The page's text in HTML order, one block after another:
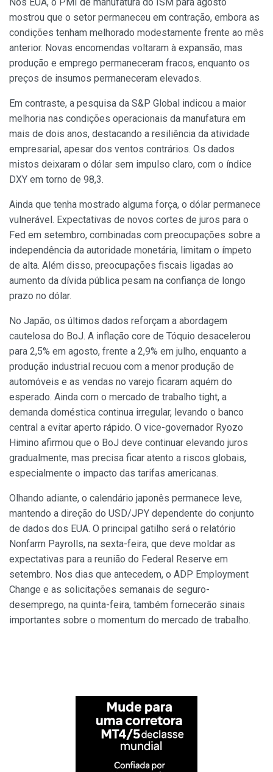
mostrou que o setor permaneceu em contração, embora as
condições tenham melhorado modestamente frente ao mês
anterior. Novas encomendas voltaram à expansão, mas
produção e emprego permaneceram fracos, enquanto os
preços de insumos permaneceram elevados.
Em contraste, a pesquisa da S&P Global indicou a maior
melhoria nas condições operacionais da manufatura em
mais de dois anos, destacando a resiliência da atividade
empresarial, apesar dos ventos contrários. Os dados
mistos deixaram o dólar sem impulso claro, com o índice
DXY em torno de 98,3.
Ainda que tenha mostrado alguma força, o dólar permanece
vulnerável. Expectativas de novos cortes de juros para o
Fed em setembro, combinadas com preocupações sobre a
independência da autoridade monetária, limitam o ímpeto
de alta. Além disso, preocupações fiscais ligadas ao
aumento da dívida pública pesam na confiança de longo
prazo no dólar.
No Japão, os últimos dados reforçam a abordagem
cautelosa do BoJ. A inflação core de Tóquio desacelerou
para 2,5% em agosto, frente a 2,9% em julho, enquanto a
produção industrial recuou com a menor produção de
automóveis e as vendas no varejo ficaram aquém do
esperado. Ainda com o mercado de trabalho tight, a
demanda doméstica continua irregular, levando o banco
central a evitar aperto rápido. O vice-governador Ryozo
Himino afirmou que o BoJ deve continuar elevando juros
gradualmente, mas precisa ficar atento a riscos globais,
especialmente o impacto das tarifas americanas.
Olhando adiante, o calendário japonês permanece leve,
mantendo a direção do USD/JPY dependente do conjunto
de dados dos EUA. O principal gatilho será o relatório
Nonfarm Payrolls, na sexta-feira, que deve moldar as
expectativas para a reunião do Federal Reserve em
setembro. Nos dias que antecedem, o ADP Employment
Change e as solicitações semanais de seguro-
desemprego, na quinta-feira, também fornecerão sinais
importantes sobre o momentum do mercado de trabalho.